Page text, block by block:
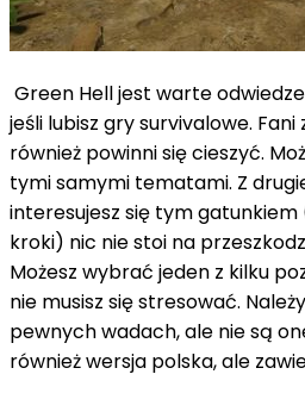
Green Hell jest warte
jeśli lubisz gry survivalowe.
również powinni się cieszyć.
tymi samymi tematami. Z
interesujesz się tym
kroki) nic nie stoi na
Możesz wybrać jeden z kilku
nie musisz się stresować.
pewnych wadach, ale nie są
również wersja polska, ale